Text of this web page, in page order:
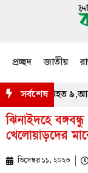
প্রচ্ছদ জাতীয়
সর্বশেষনিহত ৯,আহত
ঝিনাইদহে
খেলোয়াড়দের
ডিসেম্বর ১১, ২০২৩